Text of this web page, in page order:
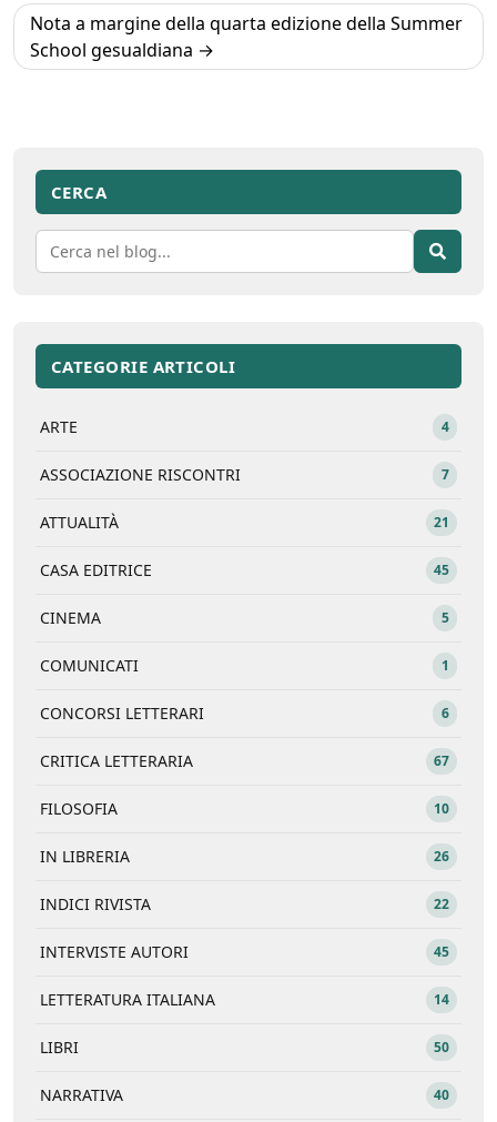
Nota a margine della quarta edizione della Summer
School gesualdiana
CERCA
CATEGORIE ARTICOLI
ARTE 4
ASSOCIAZIONE RISCONTRI 7
ATTUALITÀ 21
CASA EDITRICE 45
CINEMA 5
COMUNICATI 1
CONCORSI LETTERARI 6
CRITICA LETTERARIA 67
FILOSOFIA 10
IN LIBRERIA 26
INDICI RIVISTA 22
INTERVISTE AUTORI 45
LETTERATURA ITALIANA 14
LIBRI 50
NARRATIVA 40